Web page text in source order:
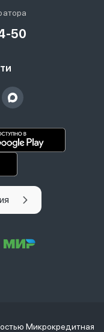
50
Микрокредитная